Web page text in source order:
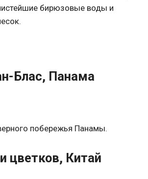
бирюзовые воды и
Блас, Панама
побережья Панамы.
цветков, Китай